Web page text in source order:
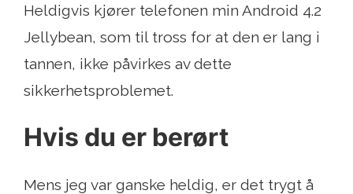
Heldigvis kjører telefonen min Android 4.2
Jellybean, som til tross for at den er lang i
tannen, ikke påvirkes av dette
sikkerhetsproblemet.
Hvis du er berørt
Mens jeg var ganske heldig, er det trygt å